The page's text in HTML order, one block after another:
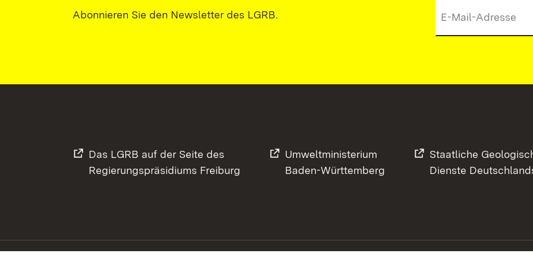
Abonnieren Sie den Newsletter des LGRB.
Das LGRB auf der Seite des
Regierungspräsidiums Freiburg
Umweltministerium
Baden-Württemberg
Staatliche
Dienste